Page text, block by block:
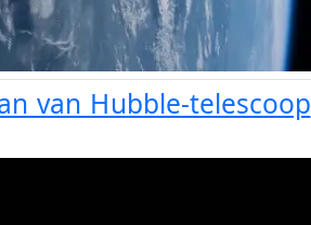
van Hubble-telescoop